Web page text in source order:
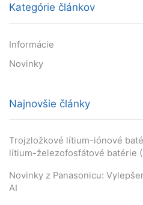
Kategórie článkov
Informácie
Novinky
Najnovšie články
Trojzložkové lítium-iónové
lítium-železofosfátové batérie
Novinky z Panasonicu:
AI